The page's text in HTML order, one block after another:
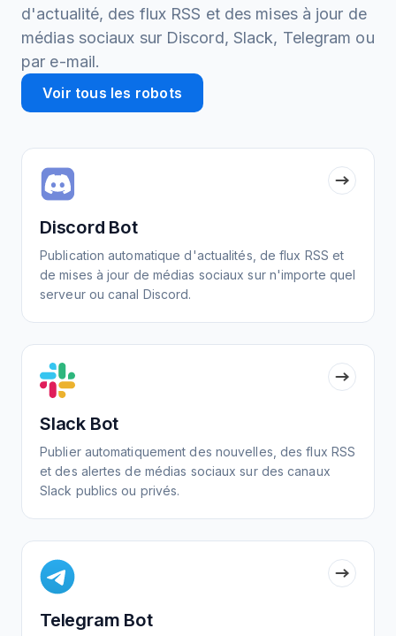
d'actualité, des flux RSS et des mises à jour de
médias sociaux sur Discord, Slack, Telegram ou
par e-mail.
Voir tous les robots
Discord Bot
Publication automatique d'actualités, de flux RSS et
de mises à jour de médias sociaux sur n'importe quel
serveur ou canal Discord.
Slack Bot
Publier automatiquement des nouvelles, des flux RSS
et des alertes de médias sociaux sur des canaux
Slack publics ou privés.
Telegram Bot